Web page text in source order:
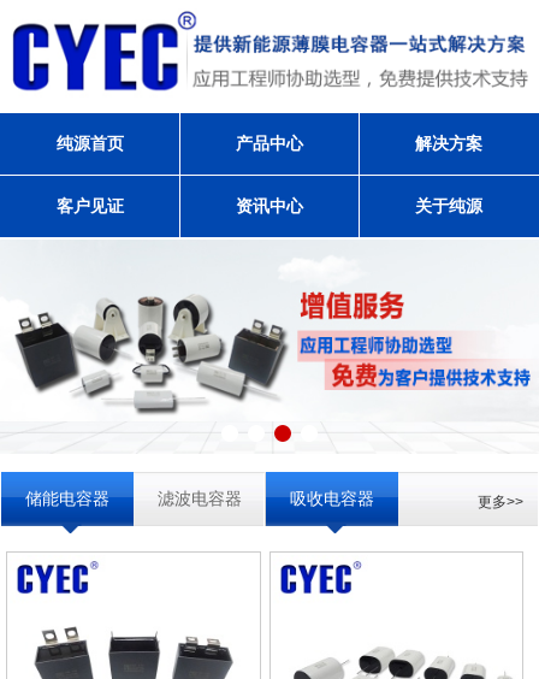
纯源首页 产品中心 解决方案
客户见证 资讯中心 关于纯源
储能电容器 滤波电容器 吸收电容器 更多>>